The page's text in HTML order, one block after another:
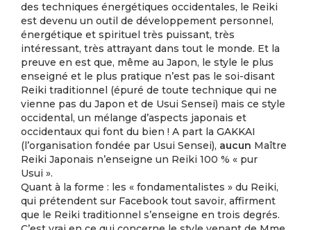
des techniques énergétiques occidentales, le Reiki
est devenu un outil de développement personnel,
énergétique et spirituel très puissant, très
intéressant, très attrayant dans tout le monde. Et la
preuve en est que, même au Japon, le style le plus
enseigné et le plus pratique n’est pas le soi-disant
Reiki traditionnel (épuré de toute technique qui ne
vienne pas du Japon et de Usui Sensei) mais ce style
occidental, un mélange d’aspects japonais et
occidentaux qui font du bien ! A part la GAKKAI
(l’organisation fondée par Usui Sensei), aucun Maître
Reiki Japonais n’enseigne un Reiki 100 % « pur
Usui ».
Quant à la forme : les « fondamentalistes » du Reiki,
qui prétendent sur Facebook tout savoir, affirment
que le Reiki traditionnel s’enseigne en trois degrés.